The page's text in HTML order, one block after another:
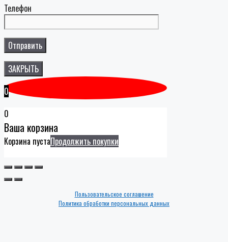
Телефон
ЗАКРЫТЬ
0
0
Ваша корзина
Корзина пустаПродолжить покупки
Пользовательское соглашение
Политика обработки персональных данных